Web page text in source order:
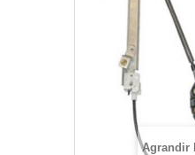
Agrandir